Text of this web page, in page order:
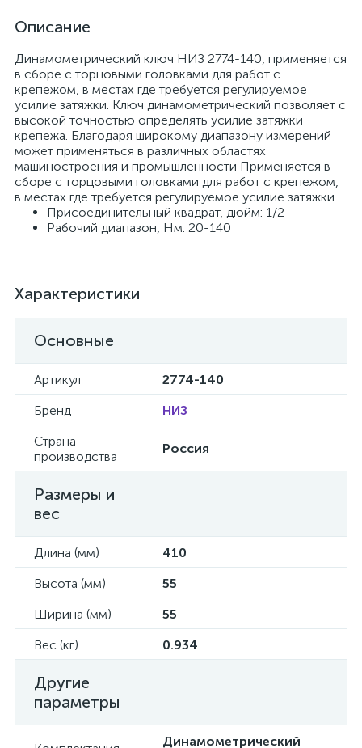
Описание
Динамометрический ключ НИЗ 2774-140, применяется
в сборе с торцовыми головками для работ с
крепежом, в местах где требуется регулируемое
усилие затяжки. Ключ динамометрический позволяет с
высокой точностью определять усилие затяжки
крепежа. Благодаря широкому диапазону измерений
может применяться в различных областях
машиностроения и промышленности Применяется в
сборе с торцовыми головками для работ с крепежом,
в местах где требуется регулируемое усилие затяжки.
Присоединительный квадрат, дюйм: 1/2
Рабочий диапазон, Нм: 20-140
Характеристики
Основные
Артикул
2774-140
Бренд
НИЗ
Страна
производства
Россия
Размеры и
вес
Длина (мм)
410
Высота (мм)
55
Ширина (мм)
55
Вес (кг)
0.934
Другие
параметры
Динамометрический